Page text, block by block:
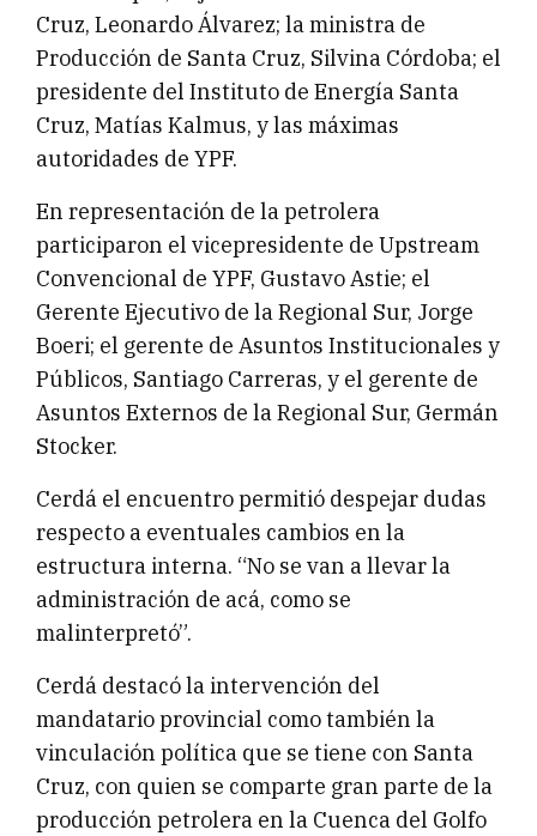
Cruz, Leonardo Álvarez; la ministra de
Producción de Santa Cruz, Silvina Córdoba; el
presidente del Instituto de Energía Santa
Cruz, Matías Kalmus, y las máximas
autoridades de YPF.
En representación de la petrolera
participaron el vicepresidente de Upstream
Convencional de YPF, Gustavo Astie; el
Gerente Ejecutivo de la Regional Sur, Jorge
Boeri; el gerente de Asuntos Institucionales y
Públicos, Santiago Carreras, y el gerente de
Asuntos Externos de la Regional Sur, Germán
Stocker.
Cerdá el encuentro permitió despejar dudas
respecto a eventuales cambios en la
estructura interna. “No se van a llevar la
administración de acá, como se
malinterpretó”.
Cerdá destacó la intervención del
mandatario provincial como también la
vinculación política que se tiene con Santa
Cruz, con quien se comparte gran parte de la
producción petrolera en la Cuenca del Golfo